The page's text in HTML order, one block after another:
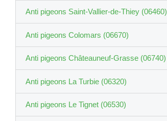
Anti pigeons Saint-Vallier-de-Thiey (06460)
Anti pigeons Colomars (06670)
Anti pigeons Châteauneuf-Grasse (06740)
Anti pigeons La Turbie (06320)
Anti pigeons Le Tignet (06530)